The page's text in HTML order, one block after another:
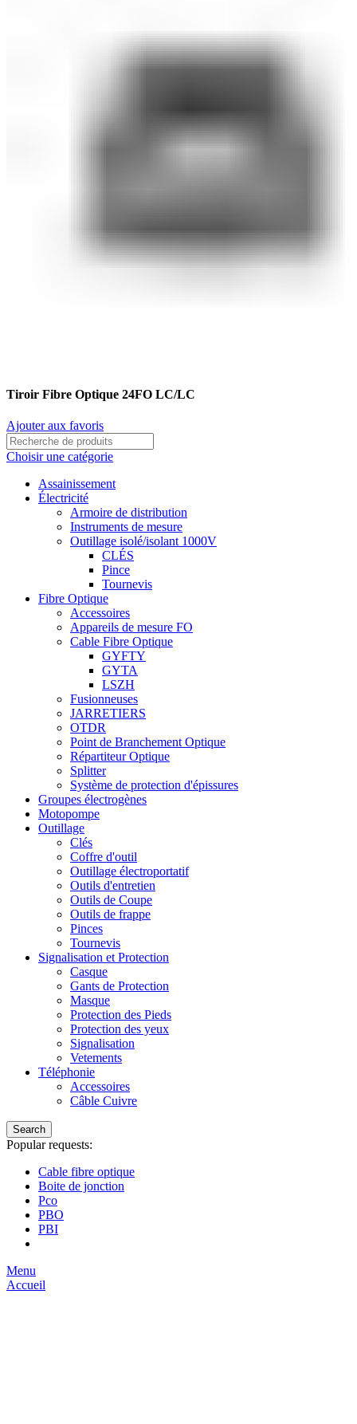
Tiroir Fibre Optique 24FO LC/LC
Ajouter aux favoris
Choisir une catégorie
Assainissement
Électricité
Armoire de distribution
Instruments de mesure
Outillage isolé/isolant 1000V
CLÉS
Pince
Tournevis
Fibre Optique
Accessoires
Appareils de mesure FO
Cable Fibre Optique
GYFTY
GYTA
LSZH
Fusionneuses
JARRETIERS
OTDR
Point de Branchement Optique
Répartiteur Optique
Splitter
Système de protection d'épissures
Groupes électrogènes
Motopompe
Outillage
Clés
Coffre d'outil
Outillage électroportatif
Outils d'entretien
Outils de Coupe
Outils de frappe
Pinces
Tournevis
Signalisation et Protection
Casque
Gants de Protection
Masque
Protection des Pieds
Protection des yeux
Signalisation
Vetements
Téléphonie
Accessoires
Câble Cuivre
Search
Popular requests:
Cable fibre optique
Boite de jonction
Pco
PBO
PBI
Menu
Accueil